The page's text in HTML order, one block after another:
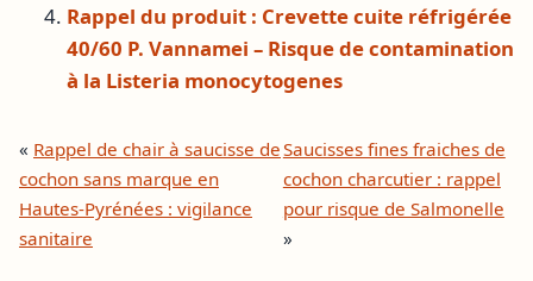
Rappel du produit : Crevette cuite réfrigérée
40/60 P. Vannamei – Risque de contamination
à la Listeria monocytogenes
« Rappel de chair à saucisse de
cochon sans marque en
Hautes-Pyrénées : vigilance
sanitaire
Saucisses fines fraiches de
cochon charcutier : rappel
pour risque de Salmonelle
»